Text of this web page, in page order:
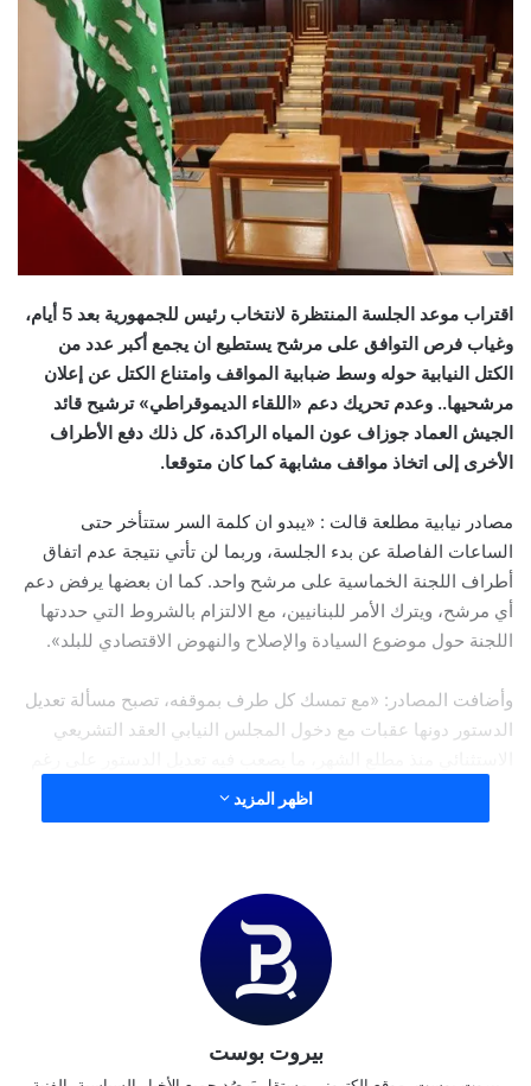
إلكترونيا
اقتراب موعد الجلسة المنتظرة لانتخاب رئيس للجمهورية بعد 5 أيام،
وغياب فرص التوافق على مرشح يستطيع ان يجمع أكبر عدد من
الكتل النيابية حوله وسط ضبابية المواقف وامتناع الكتل عن إعلان
مرشحيها.. وعدم تحريك دعم «اللقاء الديموقراطي» ترشيح قائد
الجيش العماد جوزاف عون المياه الراكدة، كل ذلك دفع الأطراف
الأخرى إلى اتخاذ مواقف مشابهة كما كان متوقعا.
مصادر نيابية مطلعة قالت : «يبدو ان كلمة السر ستتأخر حتى
الساعات الفاصلة عن بدء الجلسة، وربما لن تأتي نتيجة عدم اتفاق
أطراف اللجنة الخماسية على مرشح واحد. كما ان بعضها يرفض دعم
أي مرشح، ويترك الأمر للبنانيين، مع الالتزام بالشروط التي حددتها
اللجنة حول موضوع السيادة والإصلاح والنهوض الاقتصادي للبلد».
وأضافت المصادر: «مع تمسك كل طرف بموقفه، تصبح مسألة تعديل
الدستور دونها عقبات مع دخول المجلس النيابي العقد التشريعي
المساعي التي تبذلها الكتل الوسطية للوصول إلى مرشح توافقي».
«هل سنكون أمام وضع يفرض فتوى مشابهة لما طرحه الرئيس
حسين الحسيني عام 1989، أو الذهاب إلى وضع يستعيد تجربة العام
1970 حين انحسرت المنافسة بين الرئيسين الراحلين سليمان فرنجية
اظهر المزيد
بيروت بوست